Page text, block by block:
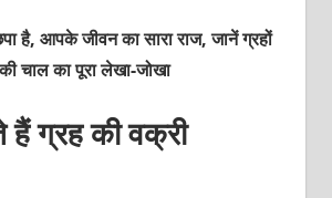
है, आपके जीवन का सारा राज, जानें ग्रहों
चाल का पूरालेखा-जोखा
ग्रह की वक्री